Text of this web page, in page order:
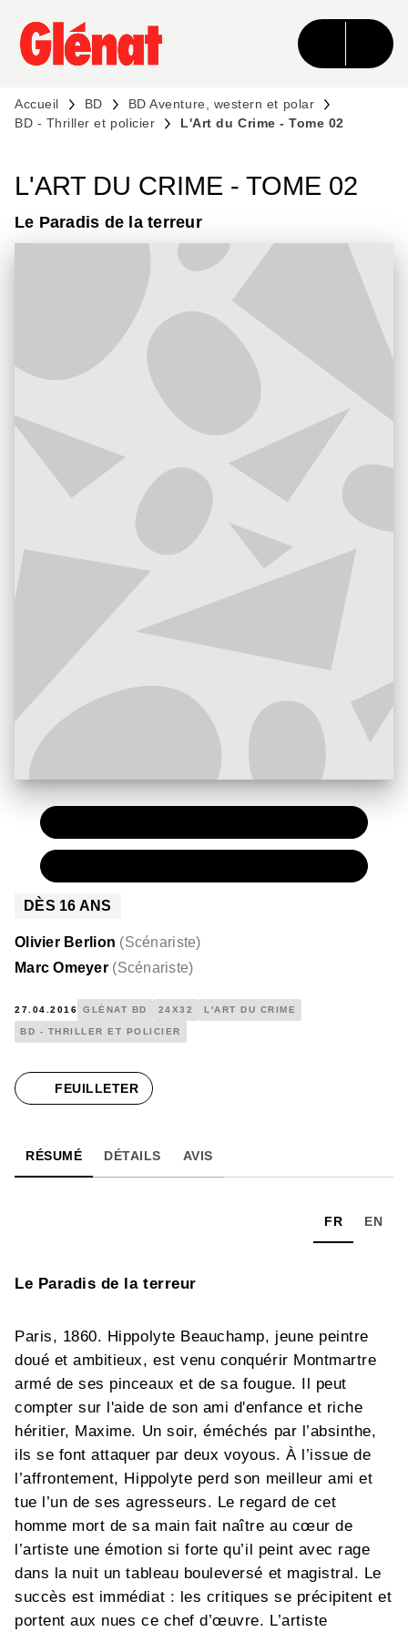
MENU RECHERCHE CONTENU
PIED DE PAGE
Accueil BD
BD Aventure, western et polar
BD - Thriller et policier
L'Art du Crime - Tome 02
L'ART DU CRIME - TOME 02
Le Paradis de la terreur
DÈS 16 ANS
Olivier Berlion (Scénariste)
Marc Omeyer (Scénariste)
27.04.2016 GLÉNAT BD 24X32 L'ART DU CRIME
BD - THRILLER ET POLICIER
FEUILLETER
RÉSUMÉ DÉTAILS AVIS
FR EN
Le Paradis de la terreur
Paris, 1860. Hippolyte Beauchamp, jeune peintre
doué et ambitieux, est venu conquérir Montmartre
armé de ses pinceaux et de sa fougue. Il peut
compter sur l'aide de son ami d'enfance et riche
héritier, Maxime. Un soir, éméchés par l’absinthe,
ils se font attaquer par deux voyous. À l’issue de
l’affrontement, Hippolyte perd son meilleur ami et
tue l’un de ses agresseurs. Le regard de cet
homme mort de sa main fait naître au cœur de
l’artiste une émotion si forte qu’il peint avec rage
dans la nuit un tableau bouleversé et magistral. Le
succès est immédiat : les critiques se précipitent et
portent aux nues ce chef d’œuvre. L’artiste